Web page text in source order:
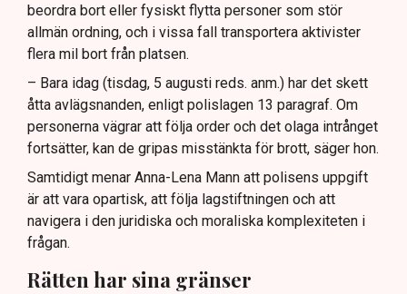
beordra bort eller fysiskt flytta personer som stör
allmän ordning, och i vissa fall transportera aktivister
flera mil bort från platsen.
– Bara idag (tisdag, 5 augusti reds. anm.) har det skett
åtta avlägsnanden, enligt polislagen 13 paragraf. Om
personerna vägrar att följa order och det olaga intrånget
fortsätter, kan de gripas misstänkta för brott, säger hon.
Samtidigt menar Anna-Lena Mann att polisens uppgift
är att vara opartisk, att följa lagstiftningen och att
navigera i den juridiska och moraliska komplexiteten i
frågan.
Rätten har sina gränser